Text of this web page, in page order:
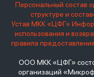
Персональный состав
структуре и
Устав МКК «ЦФГ»
использования и
правила
ООО МКК «ЦФГ»
организаций